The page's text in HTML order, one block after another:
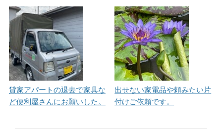
貸家アパートの退去で家具な
ど便利屋さんにお願いした。
出せない家電品や頼みたい片
付けご依頼です。